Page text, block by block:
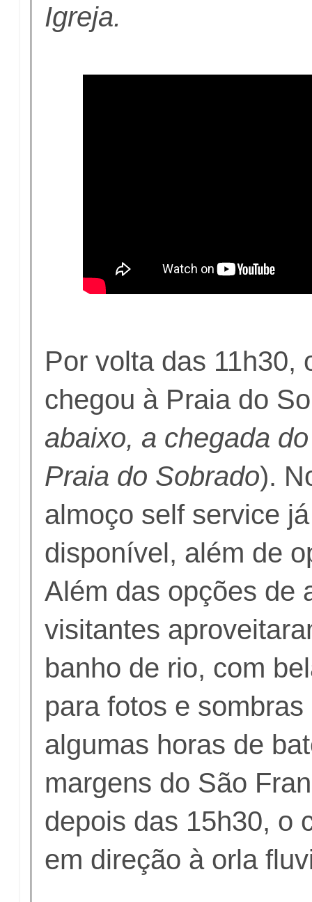
Igreja.
Por volta das 11h30,
chegou à Praia do
abaixo, a chegada
Praia do Sobrado).
almoço self service
disponível, além de
Além das opções de
visitantes
banho de rio, com
para fotos e
algumas horas de
margens do São
depois das 15h30, o
em direção à orla